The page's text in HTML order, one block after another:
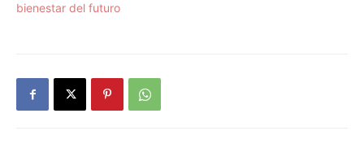
bienestar del futuro